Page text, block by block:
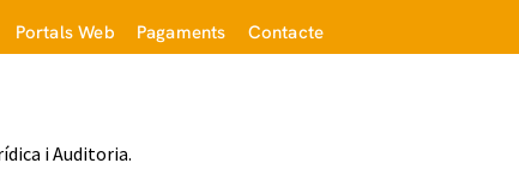
Portals Web Pagaments Contacte
i Auditoria.